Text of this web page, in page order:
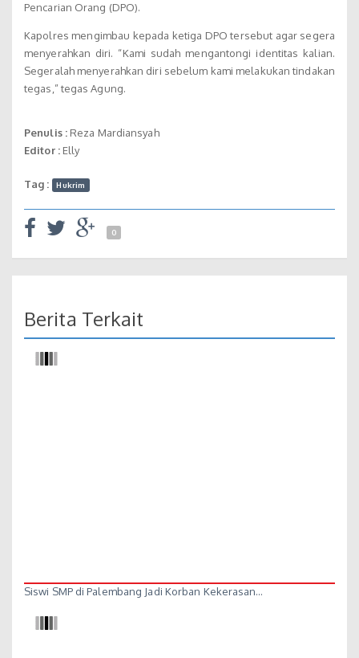
Pencarian Orang (DPO).
Kapolres mengimbau kepada ketiga DPO tersebut agar segera
menyerahkan diri. “Kami sudah mengantongi identitas kalian.
Segeralah menyerahkan diri sebelum kami melakukan tindakan
tegas,” tegas Agung.
Penulis :Reza Mardiansyah
Editor :Elly
Tag : Hukrim
0
Berita Terkait
Siswi SMP di Palembang Jadi Korban Kekerasan…